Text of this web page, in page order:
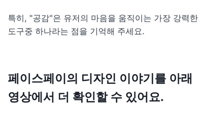
특히, "공감"은 유저의 마음을 움직이는 가장 강력한
도구중 하나라는 점을 기억해 주세요.
페이스페이의 디자인 이야기를 아래
영상에서 더 확인할 수 있어요.